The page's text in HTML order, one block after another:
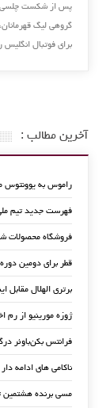
پس از شکست چلسی
برای فوتبال
آخرین مطالب :
راموس به یوونتوس
فهرست جدید تیم ملی
فروشگاه محصولات
قطر برای دومین
برتری الهلال مقابل
ژوزه مورینیو از رم
فرانتس بکن‌باوئر
ناکامی های ادامه
مسی برنده هشتمین